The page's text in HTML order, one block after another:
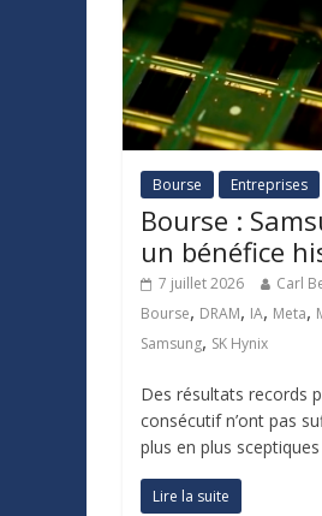
Bourse Entreprises
Bourse :
un bénéfice
7 juillet 2026 Carl
Bourse, DRAM, IA, Meta,
Samsung, SK Hynix
Des résultats records
consécutif n’ont pas
plus en plus sceptiques
Lire la suite